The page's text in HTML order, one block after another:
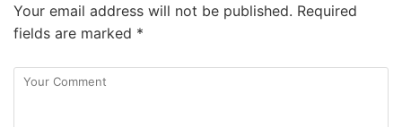
Your email address will not be published. Required
fields are marked *